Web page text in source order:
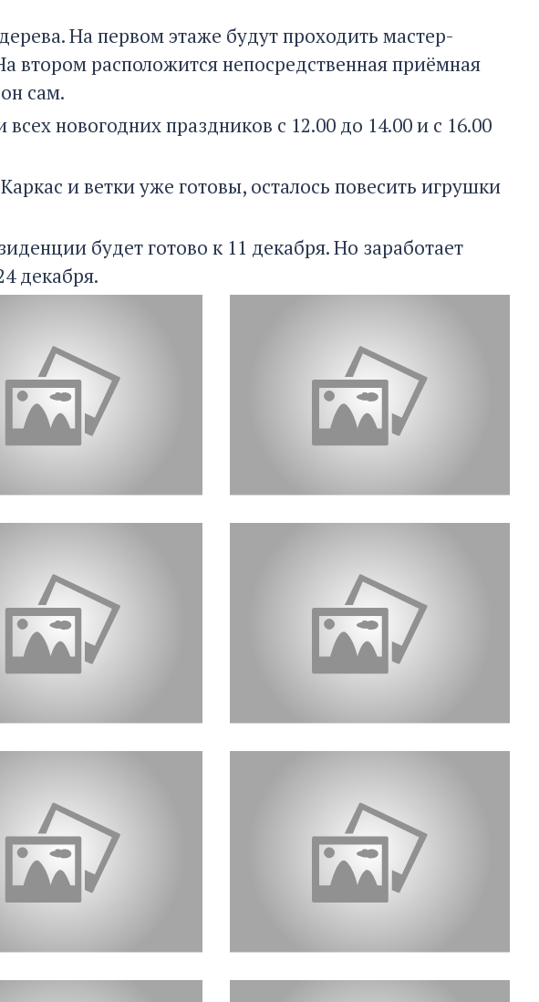
На первом этаже будут проходить мастер-
втором расположится непосредственная приёмная
сам.
новогодних праздников с 12.00 до 14.00 и с 16.00
и ветки уже готовы, осталось повесить игрушки
будет готово к 11 декабря. Но заработает
декабря.